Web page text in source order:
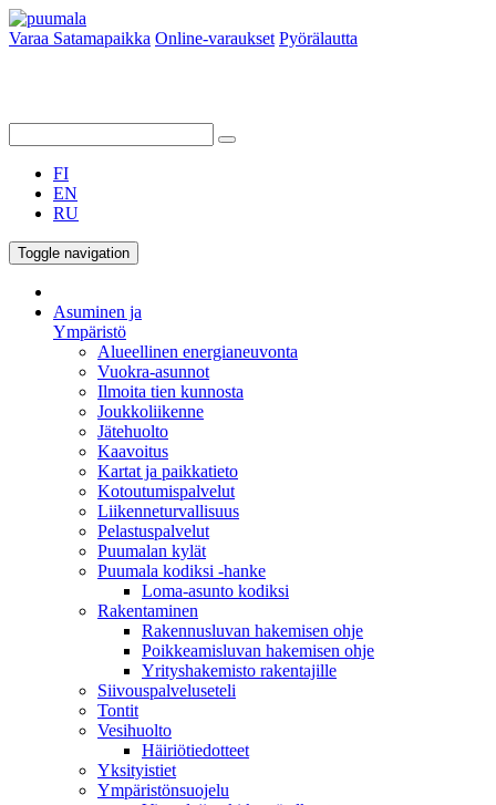
Varaa Satamapaikka Online-varaukset Pyörälautta
FI
EN
RU
Toggle navigation
Asuminen ja
Ympäristö
Alueellinen energianeuvonta
Vuokra-asunnot
Ilmoita tien kunnosta
Joukkoliikenne
Jätehuolto
Kaavoitus
Kartat ja paikkatieto
Kotoutumispalvelut
Liikenneturvallisuus
Pelastuspalvelut
Puumalan kylät
Puumala kodiksi -hanke
Loma-asunto kodiksi
Rakentaminen
Rakennusluvan hakemisen ohje
Poikkeamisluvan hakemisen ohje
Yrityshakemisto rakentajille
Siivouspalveluseteli
Tontit
Vesihuolto
Häiriötiedotteet
Yksityistiet
Ympäristönsuojelu